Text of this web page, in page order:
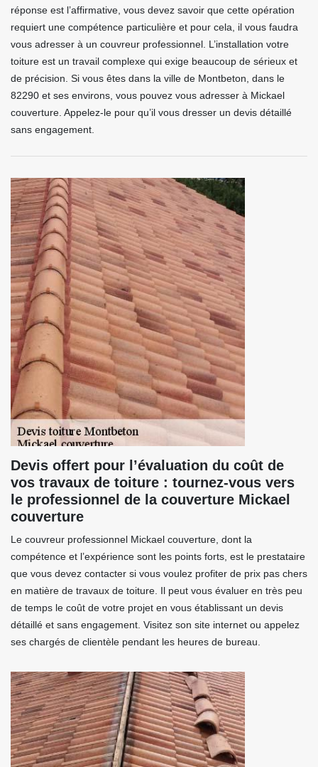
réponse est l’affirmative, vous devez savoir que cette opération
requiert une compétence particulière et pour cela, il vous faudra
vous adresser à un couvreur professionnel. L’installation votre
toiture est un travail complexe qui exige beaucoup de sérieux et
de précision. Si vous êtes dans la ville de Montbeton, dans le
82290 et ses environs, vous pouvez vous adresser à Mickael
couverture. Appelez-le pour qu’il vous dresser un devis détaillé
sans engagement.
Devis offert pour l’évaluation du coût de
vos travaux de toiture : tournez-vous vers
le professionnel de la couverture Mickael
couverture
Le couvreur professionnel Mickael couverture, dont la
compétence et l’expérience sont les points forts, est le prestataire
que vous devez contacter si vous voulez profiter de prix pas chers
en matière de travaux de toiture. Il peut vous évaluer en très peu
de temps le coût de votre projet en vous établissant un devis
détaillé et sans engagement. Visitez son site internet ou appelez
ses chargés de clientèle pendant les heures de bureau.